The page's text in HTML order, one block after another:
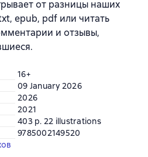
от разницы наших
epub, pdf или читать
и отзывы,
16+
09 January 2026
2026
2021
403 p. 22 illustrations
9785002149520